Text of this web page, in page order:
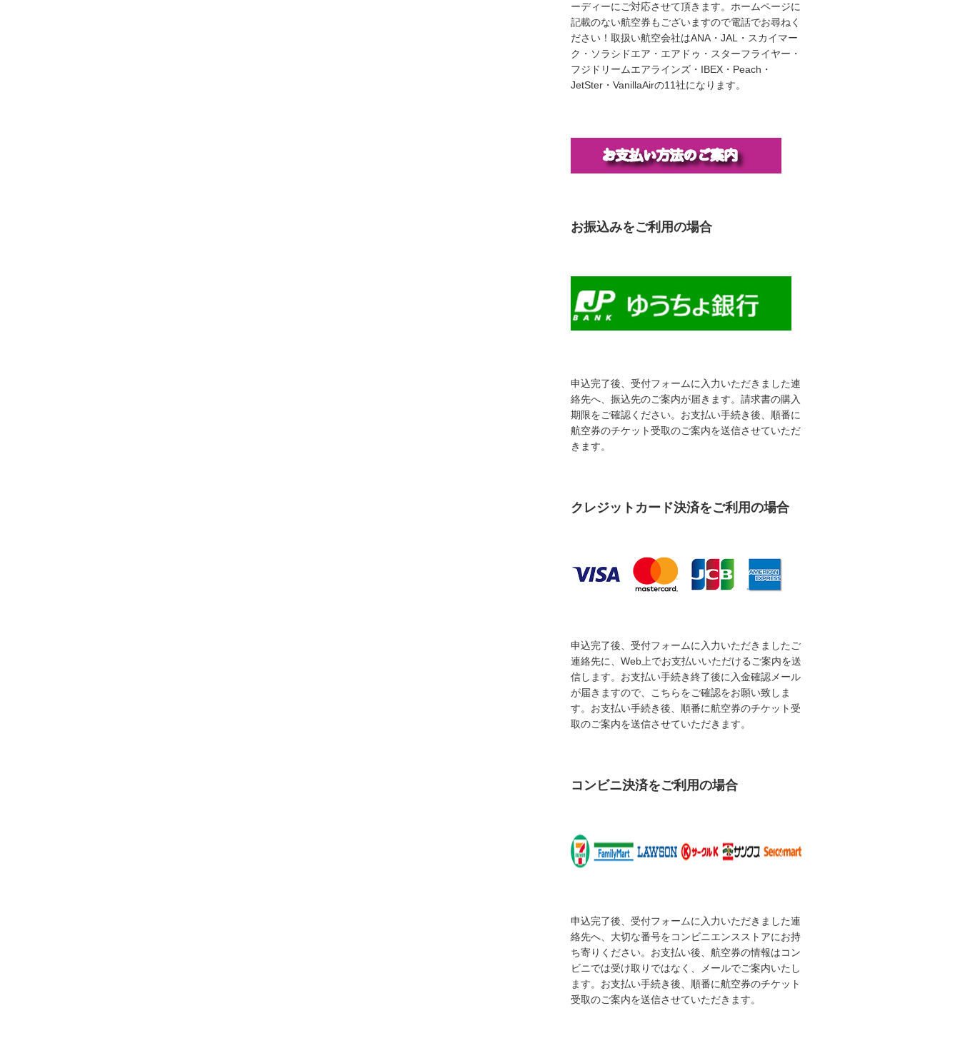
ーディーにご対応させて頂きます。ホームページに
記載のない航空券もございますので電話でお尋ねく
ださい！取扱い航空会社はANA・JAL・スカイマー
ク・ソラシドエア・エアドゥ・スターフライヤー・
フジドリームエアラインズ・IBEX・Peach・
JetSter・VanillaAirの11社になります。
お振込みをご利用の場合
申込完了後、受付フォームに入力いただきました連
絡先へ、振込先のご案内が届きます。請求書の購入
期限をご確認ください。お支払い手続き後、順番に
航空券のチケット受取のご案内を送信させていただ
きます。
クレジットカード決済をご利用の場合
申込完了後、受付フォームに入力いただきましたご
連絡先に、Web上でお支払いいただけるご案内を送
信します。お支払い手続き終了後に入金確認メール
が届きますので、こちらをご確認をお願い致しま
す。お支払い手続き後、順番に航空券のチケット受
取のご案内を送信させていただきます。
コンビニ決済をご利用の場合
申込完了後、受付フォームに入力いただきました連
絡先へ、大切な番号をコンビニエンスストアにお持
ち寄りください。お支払い後、航空券の情報はコン
ビニでは受け取りではなく、メールでご案内いたし
ます。お支払い手続き後、順番に航空券のチケット
受取のご案内を送信させていただきます。